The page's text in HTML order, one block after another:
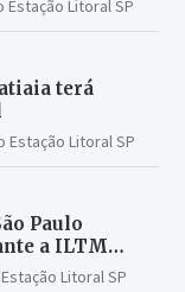
Estação Litoral SP
terá
Estação Litoral SP
Paulo
a ILTM
Litoral SP